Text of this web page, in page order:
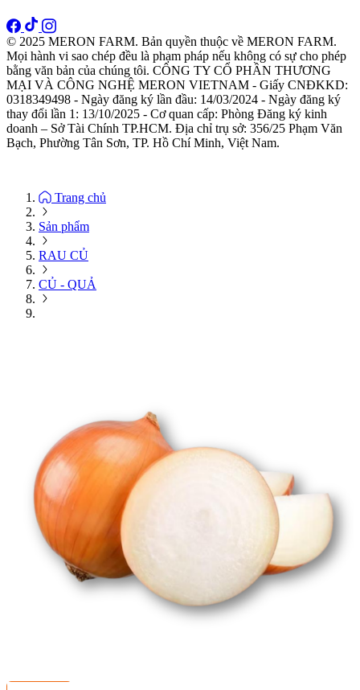
© 2025 MERON FARM. Bản quyền thuộc về MERON FARM.
Mọi hành vi sao chép đều là phạm pháp nếu không có sự cho phép
bằng văn bản của chúng tôi. CÔNG TY CỔ PHẦN THƯƠNG
MẠI VÀ CÔNG NGHỆ MERON VIETNAM - Giấy CNĐKKD:
0318349498 - Ngày đăng ký lần đầu: 14/03/2024 - Ngày đăng ký
thay đổi lần 1: 13/10/2025 - Cơ quan cấp: Phòng Đăng ký kinh
doanh – Sở Tài Chính TP.HCM. Địa chỉ trụ sở: 356/25 Phạm Văn
Bạch, Phường Tân Sơn, TP. Hồ Chí Minh, Việt Nam.
Trang chủ
Sản phẩm
RAU CỦ
CỦ - QUẢ